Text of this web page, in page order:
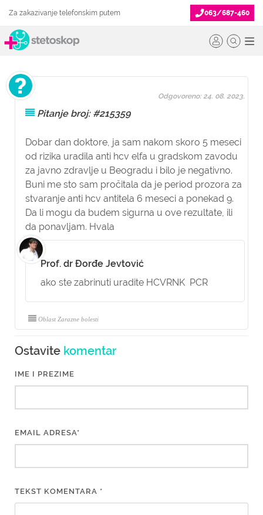
Za zakazivanje telefonskim putem 063/687-460
Pitanje broj: #215359
Dobar dan doktore, ja sam nakom skoro 5 meseci
od rizika uradila anti hcv elfa u gradskom zavodu
za javno zdravlje u Beogradu i bilo je negativno.
Buni me sto sam pročitala da je period prozora za
stvaranje anti hcv antitela 6 meseci a ponekad 9.
Da li mogu da budem sigurna u ove rezultate, ili
da ponavljam. Hvala
Odgovoreno: 24. 08. 2023.
Prof. dr Đorđe Jevtović
ako ste zabrinuti uradite HCVRNK PCR
Oblast Zarazne bolesti
Ostavite komentar
IME I PREZIME
EMAIL ADRESA*
TEKST KOMENTARA *